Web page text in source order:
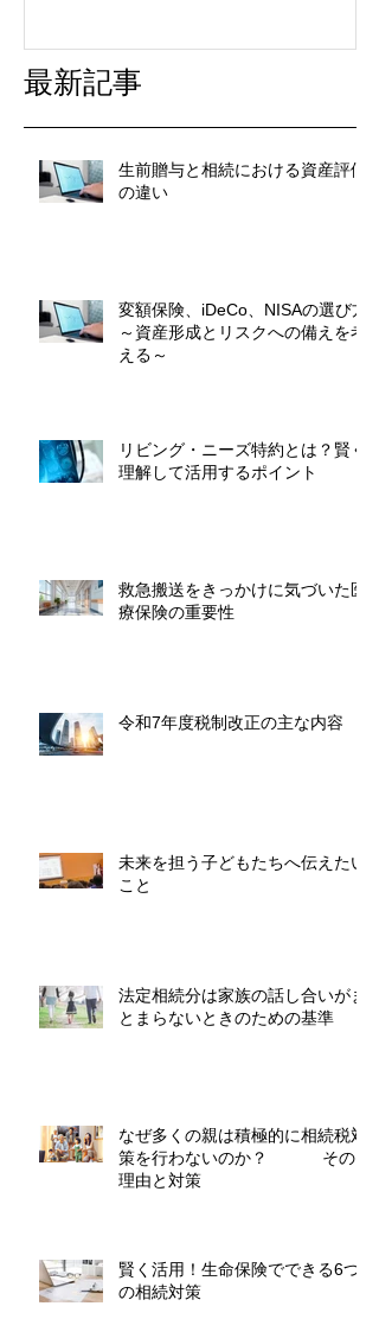
最新記事
生前贈与と相続における資産評価
の違い
変額保険、iDeCo、NISAの選び方
～資産形成とリスクへの備えを考
える～
リビング・ニーズ特約とは？賢く
理解して活用するポイント
救急搬送をきっかけに気づいた医
療保険の重要性
令和7年度税制改正の主な内容
未来を担う子どもたちへ伝えたい
こと
法定相続分は家族の話し合いがま
とまらないときのための基準
なぜ多くの親は積極的に相続税対
策を行わないのか？ その
理由と対策
賢く活用！生命保険でできる6つ
の相続対策